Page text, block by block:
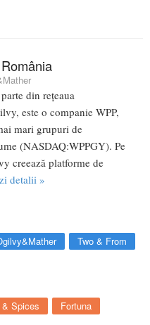
din rețeaua
este o companie WPP,
mari grupuri de
(NASDAQ:WPPGY). Pe
creează platforme de
detalii »
Two & From
& Spices
Fortuna